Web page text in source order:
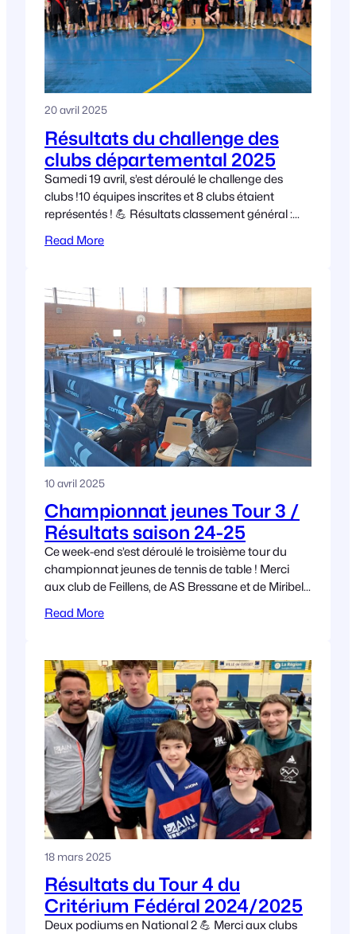
20 avril 2025
Résultats du challenge des
clubs départemental 2025
Samedi 19 avril, s’est déroulé le challenge des
clubs !10 équipes inscrites et 8 clubs étaient
représentés ! 💪 Résultats classement général :
l’organisation
Read More
10 avril 2025
Championnat jeunes Tour 3 /
Résultats saison 24-25
Ce week-end s’est déroulé le troisième tour du
championnat jeunes de tennis de table ! Merci
aux club de Feillens, de AS Bressane et de Miribel,
Read More
18 mars 2025
Résultats du Tour 4 du
Critérium Fédéral 2024/2025
Deux podiums en National 2 💪 Merci aux clubs